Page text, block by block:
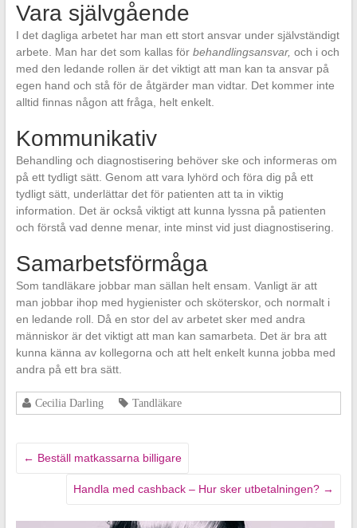
Vara självgående
I det dagliga arbetet har man ett stort ansvar under självständigt
arbete. Man har det som kallas för behandlingsansvar, och i och
med den ledande rollen är det viktigt att man kan ta ansvar på
egen hand och stå för de åtgärder man vidtar. Det kommer inte
alltid finnas någon att fråga, helt enkelt.
Kommunikativ
Behandling och diagnostisering behöver ske och informeras om
på ett tydligt sätt. Genom att vara lyhörd och föra dig på ett
tydligt sätt, underlättar det för patienten att ta in viktig
information. Det är också viktigt att kunna lyssna på patienten
och förstå vad denne menar, inte minst vid just diagnostisering.
Samarbetsförmåga
Som tandläkare jobbar man sällan helt ensam. Vanligt är att
man jobbar ihop med hygienister och sköterskor, och normalt i
en ledande roll. Då en stor del av arbetet sker med andra
människor är det viktigt att man kan samarbeta. Det är bra att
kunna känna av kollegorna och att helt enkelt kunna jobba med
andra på ett bra sätt.
Cecilia Darling Tandläkare
← Beställ matkassarna billigare
Handla med cashback – Hur sker utbetalningen? →